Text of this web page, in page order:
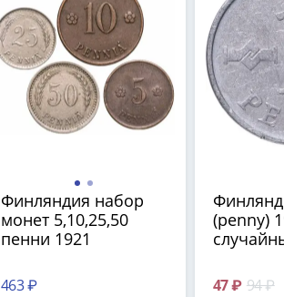
Финляндия набор
монет 5,10,25,50
пенни 1921
463 ₽
(penny)
47 ₽ 94 ₽